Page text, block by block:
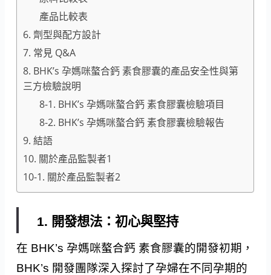
產品比較表
6. 劑型與配方設計
7. 常見 Q&A
8. BHK’s 孕媽咪螯合鈣 素食膠囊的產品安全性與第
三方檢驗說明
8-1. BHK’s 孕媽咪螯合鈣 素食膠囊檢驗項目
8-2. BHK’s 孕媽咪螯合鈣 素食膠囊檢驗報告
9. 結語
10. 關於產品監製者1
10-1. 關於產品監製者2
1. 開發想法：初心與堅持
在 BHK’s 孕媽咪螯合鈣 素食膠囊的開發初期，
BHK’s 開發團隊深入探討了孕婦在不同孕期的